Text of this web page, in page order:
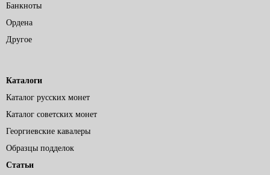
Банкноты
Ордена
Другое
Каталоги
Каталог русских монет
Каталог советских монет
Георгиевские кавалеры
Образцы подделок
Статьи